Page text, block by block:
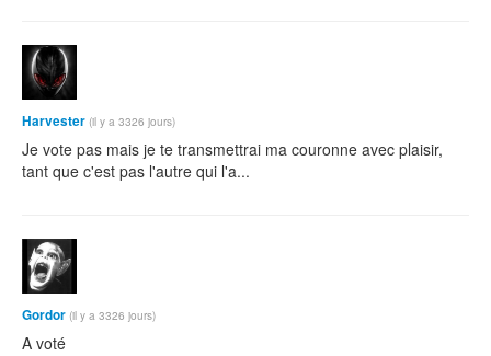
Harvester (il y a 3326 jours)
Je vote pas mais je te transmettrai ma couronne avec plaisir,
tant que c'est pas l'autre qui l'a...
Gordor (il y a 3326 jours)
A voté